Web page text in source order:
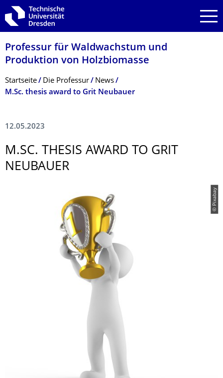
Zur Hauptnavigation springen
Zur Suche springen
Zum Inhalt springen
Professur für Waldwachstum und
Produktion von Holzbiomasse
Breadcrumb-Menü
Startseite Die Professur
News
M.Sc. thesis award to Grit Neubauer
12.05.2023
M.SC. THESIS AWARD TO GRIT
NEUBAUER
© Pixabay